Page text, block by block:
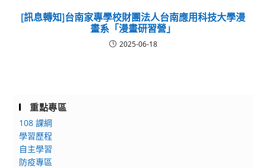
[訊息轉知]台南家專學校財團法人台南應用科技大學漫
畫系「漫畫研習營」
2025-06-18
重點專區
108 課綱
學習歷程
自主學習
防疫專區